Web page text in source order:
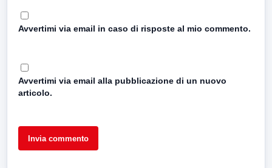
Avvertimi via email in caso di risposte al mio commento.
Avvertimi via email alla pubblicazione di un nuovo
articolo.